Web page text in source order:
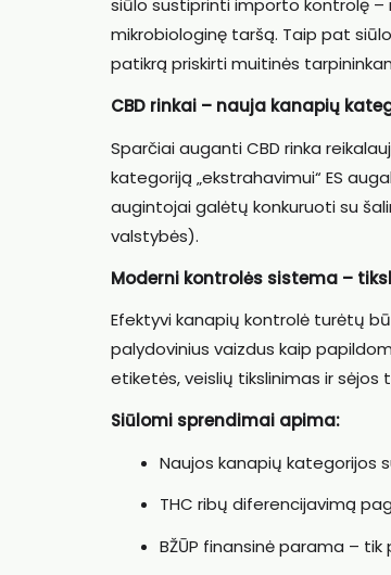
siūlo sustiprinti importo kontrolę –
mikrobiologinę taršą. Taip pat
patikrą priskirti muitinės
CBD rinkai – nauja kanapių
Sparčiai auganti CBD rinka
kategoriją „ekstrahavimui“ ES
augintojai galėtų konkuruoti su
valstybės).
Moderni kontrolės sistema –
Efektyvi kanapių kontrolė turėtų
palydovinius vaizdus kaip
etiketės, veislių tikslinimas ir
Siūlomi sprendimai apima:
Naujos kanapių kategorijos
THC ribų diferencijavimą
BŽŪP finansinė parama –